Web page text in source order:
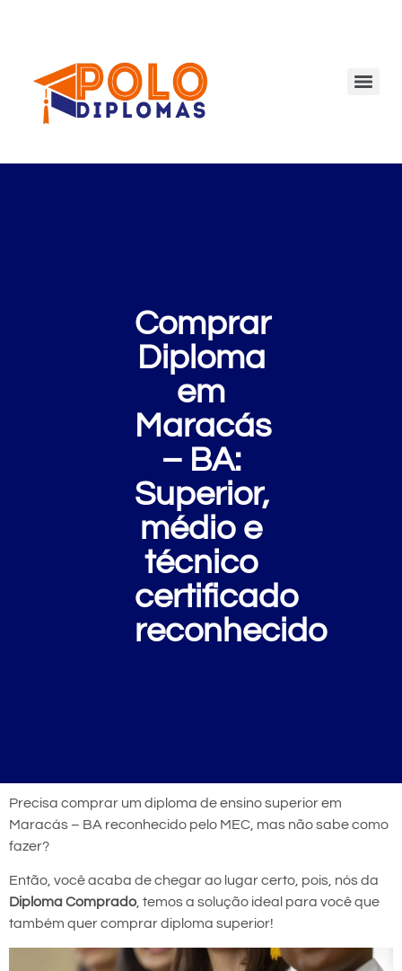
Comprar
Diploma
em
Maracás
– BA:
Superior,
médio e
técnico
certificado
reconhecido
Precisa comprar um diploma de ensino superior em
Maracás – BA reconhecido pelo MEC, mas não sabe como
fazer?
Então, você acaba de chegar ao lugar certo, pois, nós da
Diploma Comprado, temos a solução ideal para você que
também quer comprar diploma superior!